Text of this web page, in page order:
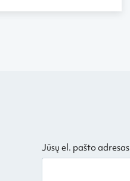
Jūsų el. pašto adresas